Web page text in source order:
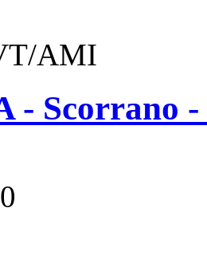
AMI
- Scorrano